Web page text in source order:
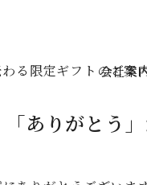
会社案
る限定ギフトのご案
ありがとう